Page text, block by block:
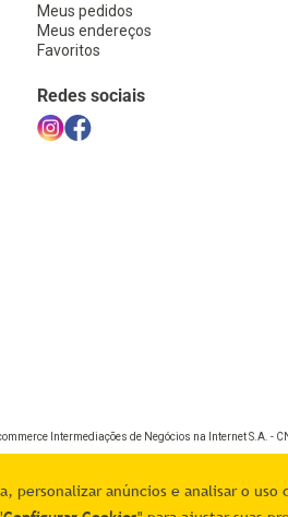
personalizar anúncios e analisar o
Meus pedidos
Meus endereços
Favoritos
Redes sociais
Intermediações de Negócios na Internet S.A.